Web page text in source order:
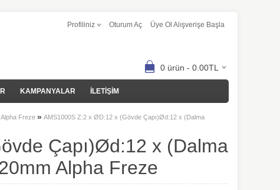
Profiliniz Oturum Aç Üye Ol Alışverişe Başla
0 ürün - 0.00TL
KAMPANYALAR İLETİŞİM
Alpha Freze » AMS1000S Z:2 x ØD:12 x (Gövde Çapı)Ød:12 x (Dalma
Çapı)Ød:12 x (Dalma
Alpha Freze